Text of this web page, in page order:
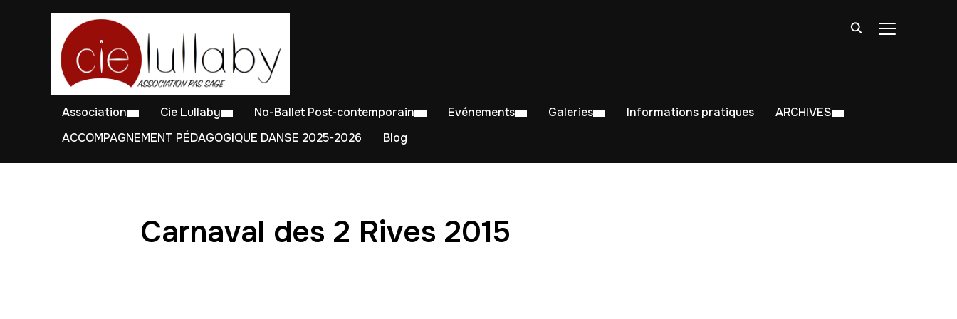
BASCULER
Association Cie Lullaby No-Ballet Post-contemporain Evénements Galeries Informations pratiques
ARCHIVES
ACCOMPAGNEMENT PÉDAGOGIQUE DANSE 2025-2026
Blog
Carnaval des 2 Rives 2015